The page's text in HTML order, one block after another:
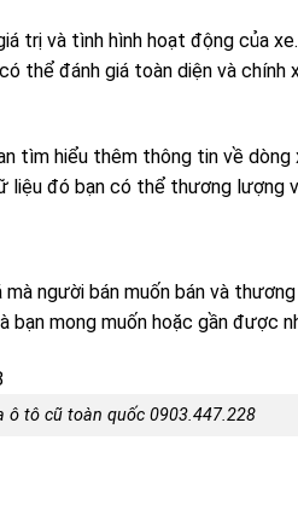
trị và tình hình hoạt động của
thể đánh giá toàn diện và chính
tìm hiểu thêm thông tin về dòng
đó bạn có thể thương lượng
người bán muốn bán và
mong muốn hoặc gần được
ô tô cũ toàn quốc 0903.447.228